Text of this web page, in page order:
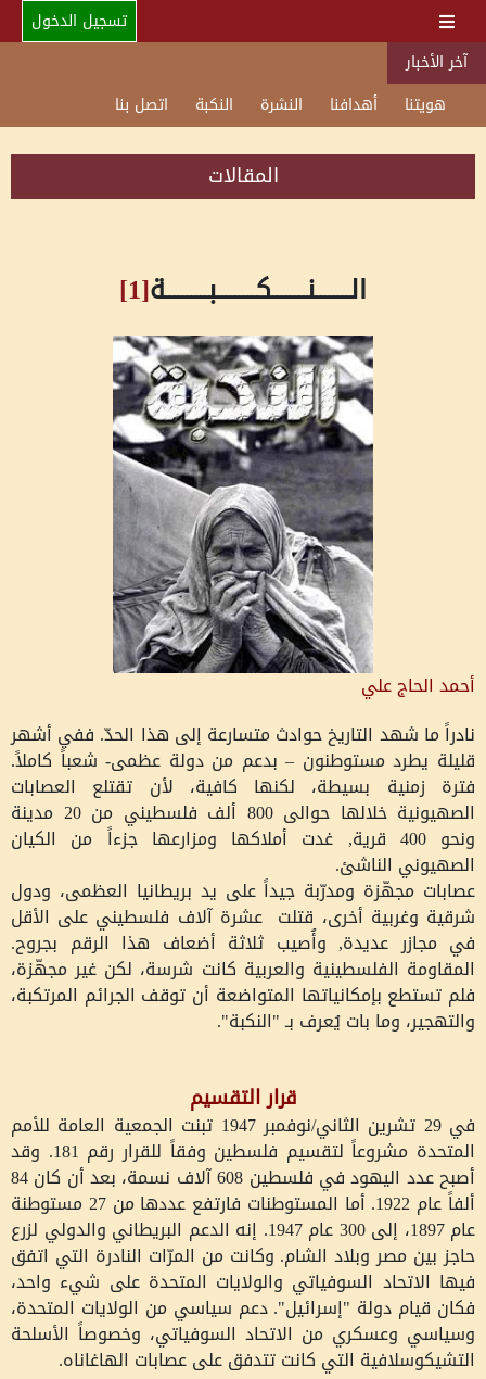
تسجيل الدخول
آخر الأخبار
هويتنا
أهدافنا النشرة النكبة اتصل بنا
المقالات
الــــــــنــــــــكـــــــــبــــــــــة[1]
أحمد الحاج علي
نادراً ما شهد التاريخ حوادث متسارعة إلى هذا الحدّ. ففي أشهر
قليلة يطرد مستوطنون – بدعم من دولة عظمى- شعباً كاملاً.
فترة زمنية بسيطة، لكنها كافية، لأن تقتلع العصابات
الصهيونية خلالها حوالى 800 ألف فلسطيني من 20 مدينة
ونحو 400 قرية, غدت أملاكها ومزارعها جزءاً من الكيان
الصهيوني الناشئ.
عصابات مجهّزة ومدرّبة جيداً على يد بريطانيا العظمى، ودول
شرقية وغربية أخرى، قتلت عشرة آلاف فلسطيني على الأقل
في مجازر عديدة, وأُصيب ثلاثة أضعاف هذا الرقم بجروح.
المقاومة الفلسطينية والعربية كانت شرسة، لكن غير مجهّزة،
فلم تستطع بإمكانياتها المتواضعة أن توقف الجرائم المرتكبة،
والتهجير، وما بات يُعرف بـ "النكبة".
قرار التقسيم
في 29 تشرين الثاني/نوفمبر 1947 تبنت الجمعية العامة للأمم
المتحدة مشروعاً لتقسيم فلسطين وفقاً للقرار رقم 181. وقد
أصبح عدد اليهود في فلسطين 608 آلاف نسمة، بعد أن كان 84
ألفاً عام 1922. أما المستوطنات فارتفع عددها من 27 مستوطنة
عام 1897، إلى 300 عام 1947. إنه الدعم البريطاني والدولي لزرع
حاجز بين مصر وبلاد الشام. وكانت من المرّات النادرة التي اتفق
فيها الاتحاد السوفياتي والولايات المتحدة على شيء واحد،
فكان قيام دولة "إسرائيل". دعم سياسي من الولايات المتحدة،
وسياسي وعسكري من الاتحاد السوفياتي، وخصوصاً الأسلحة
التشيكوسلافية التي كانت تتدفق على عصابات الهاغاناه.